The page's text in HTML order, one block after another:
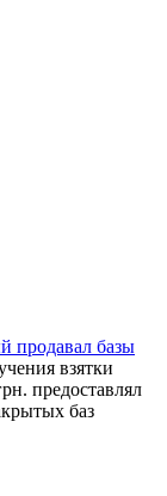
продавал базы
взятки
предоставлял
баз